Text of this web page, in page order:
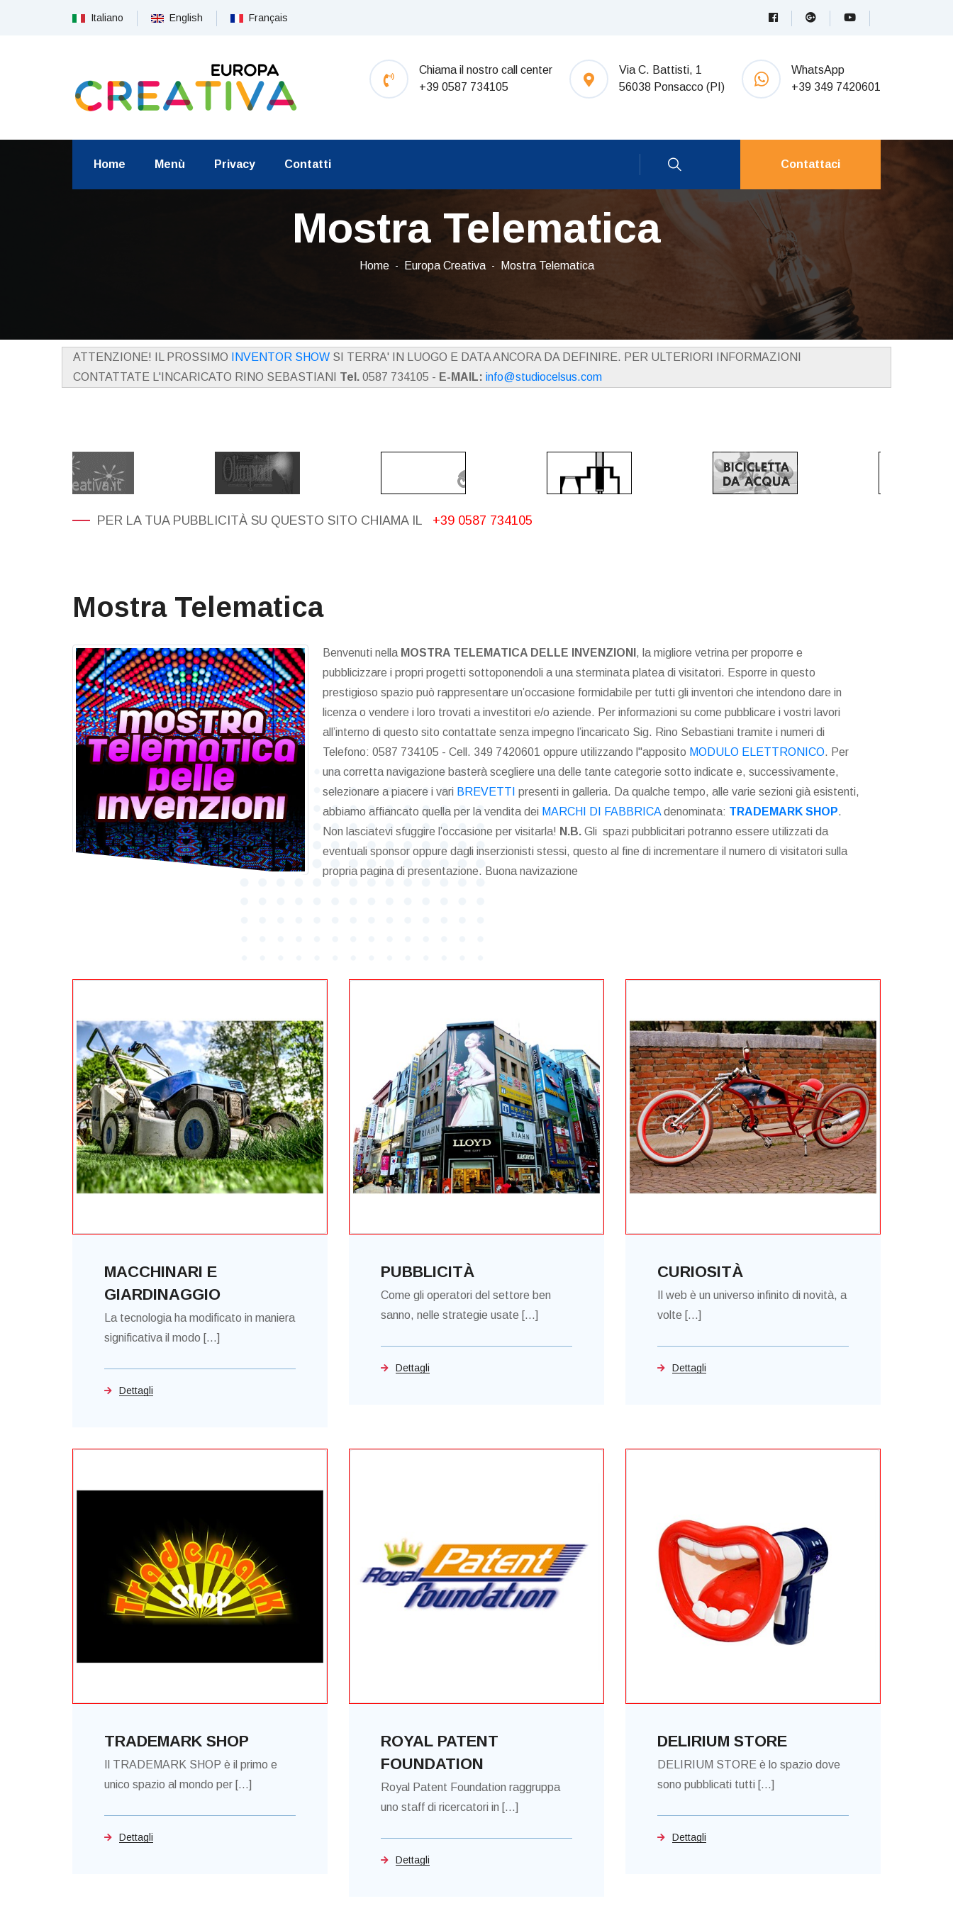
Italiano English Français
Chiama il nostro call center
+39 0587 734105
Via C. Battisti, 1
56038 Ponsacco (PI)
WhatsApp
+39 349 7420601
Home Menù Privacy Contatti Contattaci
Mostra Telematica
Home Europa Creativa Mostra Telematica
ATTENZIONE! IL PROSSIMO INVENTOR SHOW SI TERRA' IN LUOGO E DATA ANCORA DA DEFINIRE. PER ULTERIORI INFORMAZIONI
CONTATTATE L'INCARICATO RINO SEBASTIANI Tel. 0587 734105 - E-MAIL: info@studiocelsus.com
PER LA TUA PUBBLICITÀ SU QUESTO SITO CHIAMA IL +39 0587 734105
Mostra Telematica
Benvenuti nella MOSTRA TELEMATICA DELLE INVENZIONI , la migliore vetrina per proporre e
pubblicizzare i propri progetti sottoponendoli a una sterminata platea di visitatori. Esporre in questo
prestigioso spazio può rappresentare un’occasione formidabile per tutti gli inventori che intendono dare in
licenza o vendere i loro trovati a investitori e/o aziende. Per informazioni su come pubblicare i vostri lavori
all’interno di questo sito contattate senza impegno l’incaricato Sig. Rino Sebastiani tramite i numeri di
Telefono: 0587 734105 - Cell. 349 7420601 oppure utilizzando l"apposito MODULO ELETTRONICO. Per
una corretta navigazione basterà scegliere una delle tante categorie sotto indicate e, successivamente,
selezionare a piacere i vari BREVETTI presenti in galleria. Da qualche tempo, alle varie sezioni già esistenti,
abbiamo affiancato quella per la vendita dei MARCHI DI FABBRICAdenominata: TRADEMARK SHOP.
Non lasciatevi sfuggire l’occasione per visitarla! N.B. Gli spazi pubblicitari potranno essere utilizzati da
eventuali sponsor oppure dagli inserzionisti stessi, questo al fine di incrementare il numero di visitatori sulla
propria pagina di presentazione. Buona navizazione
MACCHINARI E
GIARDINAGGIO
La tecnologia ha modificato in maniera
significativa il modo [...]
Dettagli
PUBBLICITÀ
Come gli operatori del settore ben
sanno, nelle strategie usate [...]
Dettagli
CURIOSITÀ
Il web è un universo infinito di novità, a
volte [...]
Dettagli
TRADEMARK SHOP
Il TRADEMARK SHOP è il primo e
unico spazio al mondo per [...]
Dettagli
ROYAL PATENT
FOUNDATION
Royal Patent Foundation raggruppa
uno staff di ricercatori in [...]
Dettagli
DELIRIUM STORE
DELIRIUM STORE è lo spazio dove
sono pubblicati tutti [...]
Dettagli